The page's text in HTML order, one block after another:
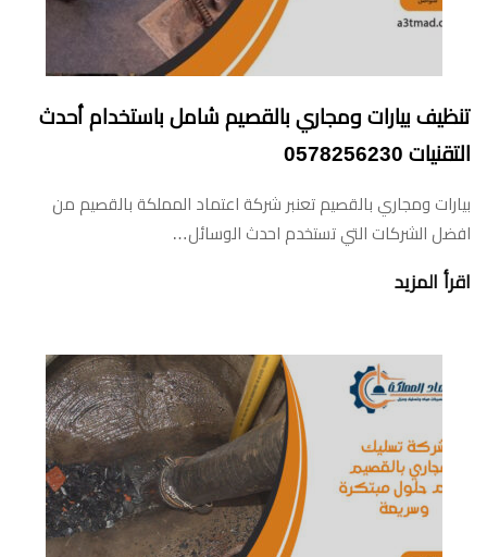
تنظيف بيارات ومجاري بالقصيم شامل باستخدام أحدث
التقنيات 0578256230
بيارات ومجاري بالقصيم تعنبر شركة اعتماد المملكة بالقصيم من
افضل الشركات التي تستخدم احدث الوسائل…
اقرأ المزيد